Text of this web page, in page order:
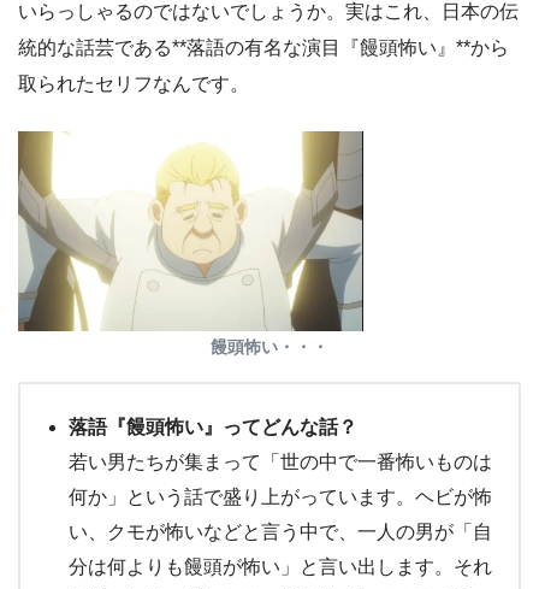
いらっしゃるのではないでしょうか。実はこれ、日本の伝
統的な話芸である**落語の有名な演目『饅頭怖い』**から
取られたセリフなんです。
饅頭怖い・・・
落語『饅頭怖い』ってどんな話？
若い男たちが集まって「世の中で一番怖いものは
何か」という話で盛り上がっています。ヘビが怖
い、クモが怖いなどと言う中で、一人の男が「自
分は何よりも饅頭が怖い」と言い出します。それ